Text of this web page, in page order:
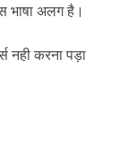
भाषा अलग है।
नही करना पड़ा